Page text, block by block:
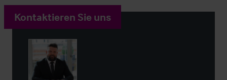
Kontaktieren Sie uns